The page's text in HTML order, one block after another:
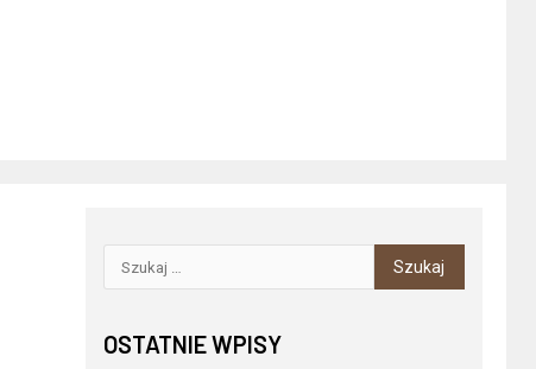
OSTATNIE WPISY